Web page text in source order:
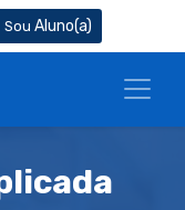
Aluno(a)